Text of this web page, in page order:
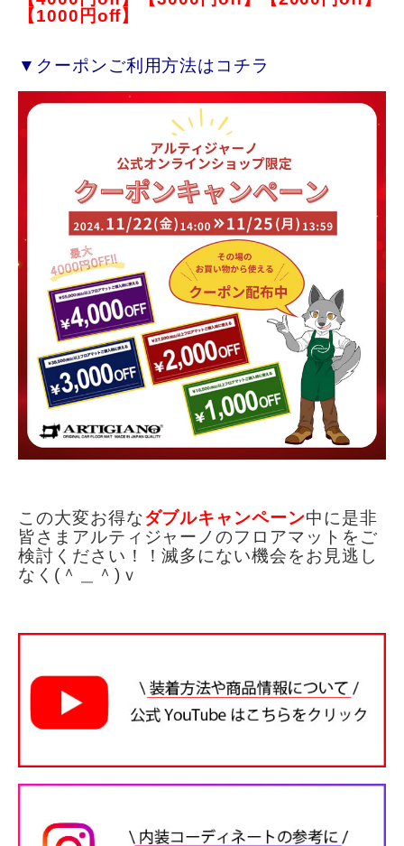
【1000円off】
▼クーポンご利用方法はコチラ
この大変お得なダブルキャンペーン中に是非
皆さまアルティジャーノのフロアマットをご
検討ください！！滅多にない機会をお見逃し
なく(＾＿＾)ｖ